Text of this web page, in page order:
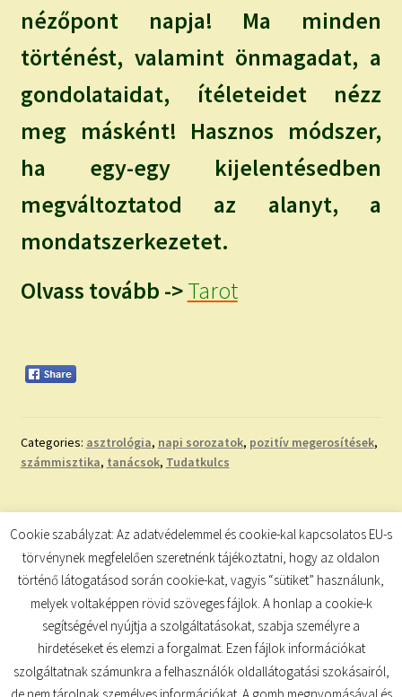
nézőpont napja! Ma minden
történést, valamint önmagadat, a
gondolataidat, ítéleteidet nézz
meg másként! Hasznos módszer,
ha egy-egy kijelentésedben
megváltoztatod az alanyt, a
mondatszerkezetet.
Olvass tovább ->Tarot
Categories: asztrológia, napi sorozatok, pozitív megerosítések,
számmisztika, tanácsok, Tudatkulcs
Bejegyzés
navigáció
post:
post:
Cookie szabályzat: Az adatvédelemmel és cookie-kal kapcsolatos EU-s
törvénynek megfelelően szeretnénk tájékoztatni, hogy az oldalon
történő látogatásod során cookie-kat, vagyis “sütiket” használunk,
melyek voltaképpen rövid szöveges fájlok. A honlap a cookie-k
segítségével nyújtja a szolgáltatásokat, szabja személyre a
hirdetéseket és elemzi a forgalmat. Ezen fájlok információkat
szolgáltatnak számunkra a felhasználók oldallátogatási szokásairól,